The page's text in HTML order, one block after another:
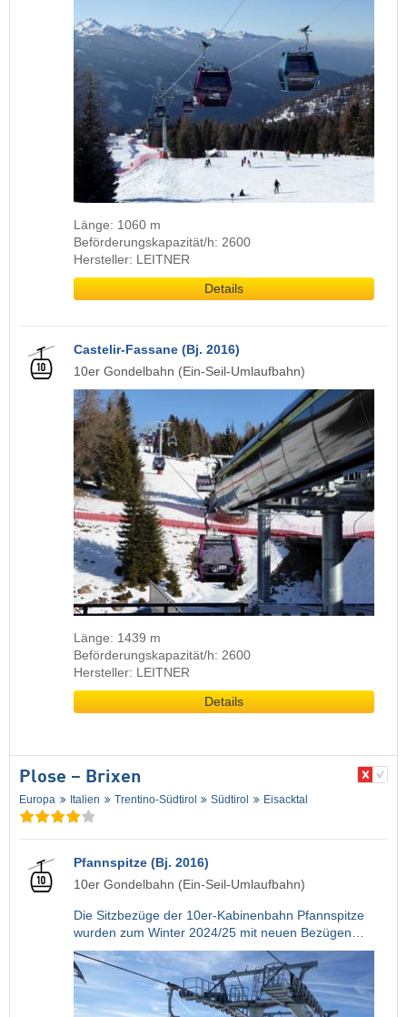
Länge: 1060 m
Beförderungskapazität/h: 2600
Hersteller: LEITNER
Details
Castelir-Fassane (Bj. 2016)
10er Gondelbahn (Ein-Seil-Umlaufbahn)
Länge: 1439 m
Beförderungskapazität/h: 2600
Hersteller: LEITNER
Details
Plose – Brixen
Europa Italien Trentino-Südtirol Südtirol Eisacktal
Pfannspitze (Bj. 2016)
10er Gondelbahn (Ein-Seil-Umlaufbahn)
Die Sitzbezüge der 10er-Kabinenbahn Pfannspitze
wurden zum Winter 2024/25 mit neuen Bezügen…